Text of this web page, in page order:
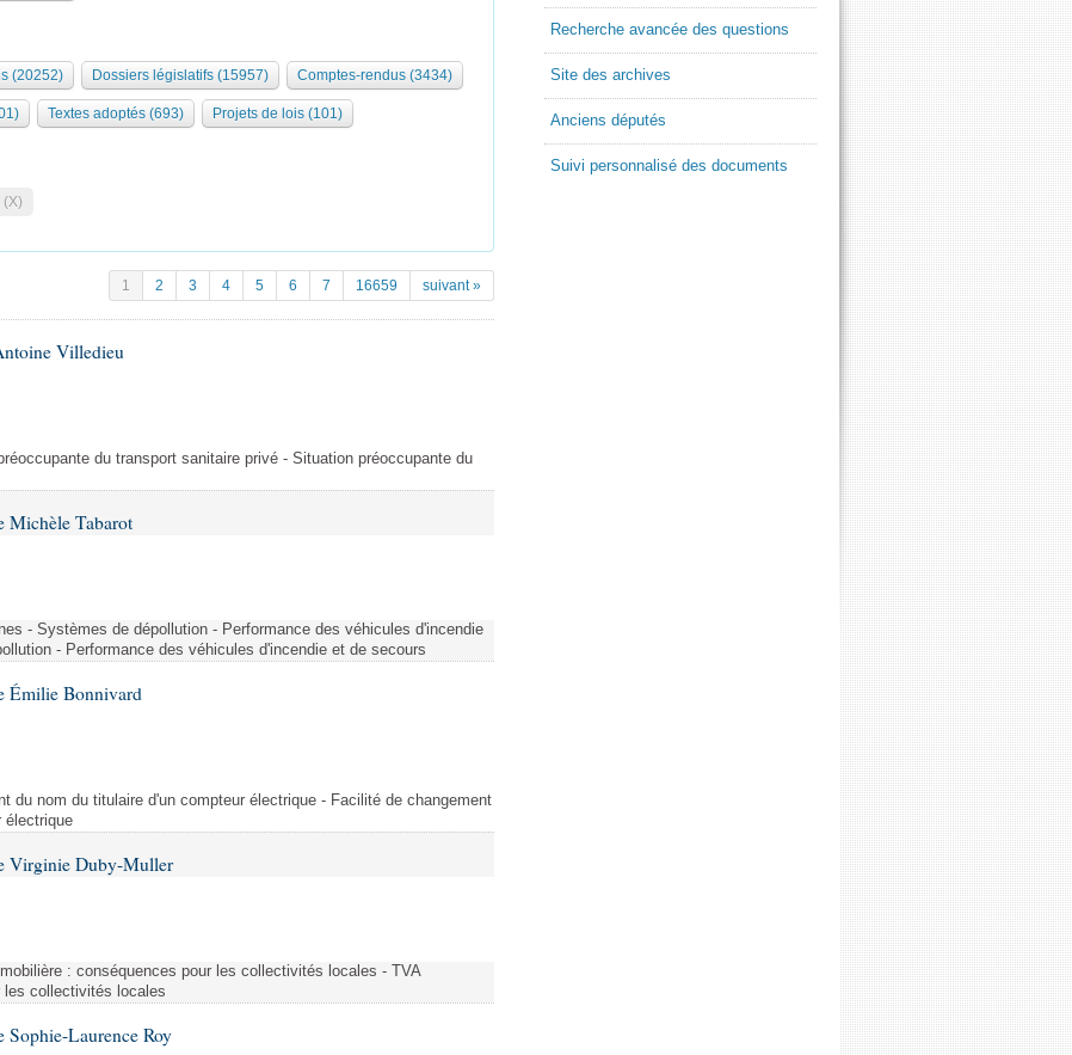
(20252) Dossiers législatifs (15957) Comptes-rendus (3434)
Textes adoptés (693) Projets de lois (101)
1 2 3 4 5 6 7 16659 suivant »
Villedieu
du transport sanitaire privé - Situation préoccupante du
Michèle Tabarot
- Systèmes de dépollution - Performance des véhicules d'incendie
- Performance des véhicules d'incendie et de secours
Émilie Bonnivard
du nom du titulaire d'un compteur électrique - Facilité de changement
électrique
Virginie Duby-Muller
: conséquences pour les collectivités locales - TVA
les collectivités locales
Sophie-Laurence Roy
Recherche avancée des questions
Site des archives
Anciens députés
Suivi personnalisé des documents